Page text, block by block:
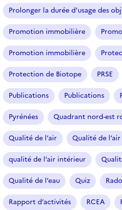
Prolonger la durée d’usage des
Promotion immobilière
Promotion immobilière
Protection de Biotope PRSE
Publications Publications
Pyrénées Quadrant nord-est
Qualité de l’air Qualité de l’air
qualité de l’air intérieur
Qualité de l’eau Quiz
Rapport d’activités RCEA